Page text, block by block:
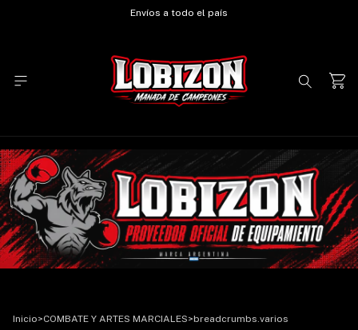
Envíos a todo el país
Inicio>COMBATE Y ARTES MARCIALES>breadcrumbs.varios